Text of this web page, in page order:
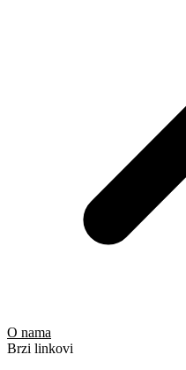
O nama
Brzi linkovi